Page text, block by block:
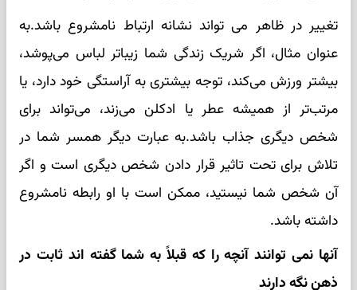
تغییر در ظاهر می تواند نشانه ارتباط نامشروع باشد.به
عنوان مثال، اگر شریک زندگی شما زیباتر لباس می‌پوشد،
بیشتر ورزش می‌کند، توجه بیشتری به آراستگی خود دارد، یا
مرتب‌تر از همیشه عطر یا ادکلن می‌زند، می‌تواند برای
شخص دیگری جذاب باشد.به عبارت دیگر همسر شما در
تلاش برای تحت تاثیر قرار دادن شخص دیگری است و اگر
آن شخص شما نیستید، ممکن است با او رابطه نامشروع
داشته باشد.
آنها نمی توانند آنچه را که قبلاً به شما گفته اند ثابت در
ذهن نگه دارند